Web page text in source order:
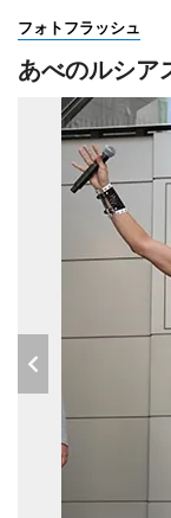
フォトフラッシュ
あべのルシア